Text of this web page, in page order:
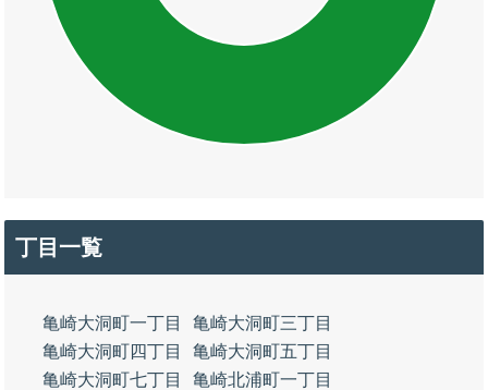
丁目一覧
亀崎大洞町一丁目
亀崎大洞町三丁目
亀崎大洞町四丁目
亀崎大洞町五丁目
亀崎大洞町七丁目
亀崎北浦町一丁目